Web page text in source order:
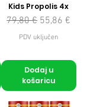
Kids Propolis 4x
Redovna cijena
79,80 € Cijena s
55,86 €
PDV uključen
Dodaj u
košaricu